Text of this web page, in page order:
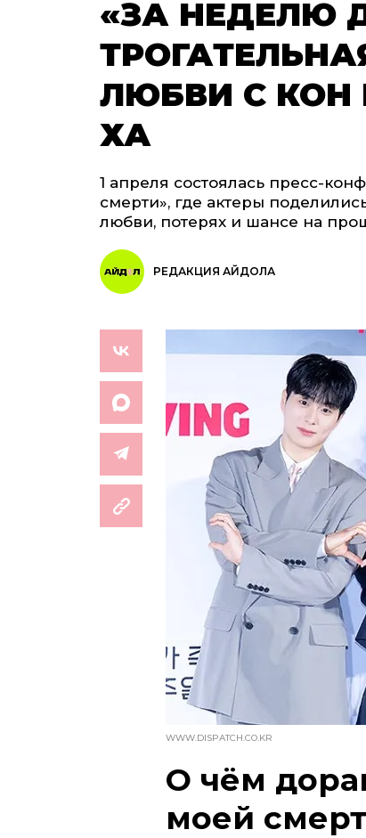
«ЗА НЕДЕЛЮ
ЛЮБВИ С
ХА
1 апреля состоялась пресс-
смерти», где актеры
любви, потерях и шансе на
РЕДАКЦИЯ АЙДОЛА
WWW.DISPATCH.CO.KR
О чём
моей